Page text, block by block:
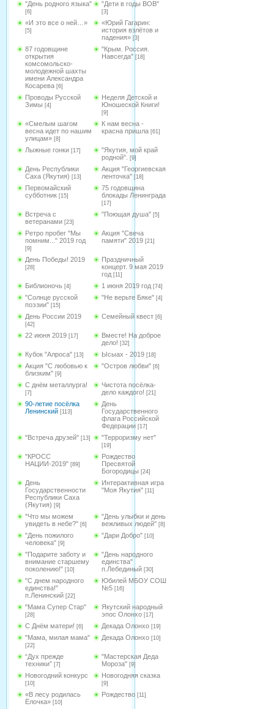
"День родного языка"
[6]
"Дети в годы ВОВ"
[3]
«И это все о ней…»
[5]
«Юрий Гагарин:
история взлётов и
падения» [3]
87 годовщине
открытия
комсомольско-
молодежной шахты
имени Александра
Косарева [6]
"Крым. Россия.
Навсегда" [18]
Проводы Русской
Зимы [4]
Неделя Детской и
Юношеской Книги!
[9]
«Смелым шагом
весна идет по нашим
улицам» [8]
К нам весна -
красна пришла [61]
Лыжные гонки [17]
"Якутия, мой край
родной".
[9]
День Республики
Саха (Якутия) [13]
Акция "Георгиевская
ленточка" [18]
Первомайский
субботник [15]
75 годовщина
блокады Ленинграда
[17]
Встреча с
ветеранами [23]
"Поющая душа" [5]
Ретро пробег "Мы
помним..." 2019 год
[9]
Акция "Свеча
памяти" 2019 [21]
День Победы! 2019
[28]
Праздничный
концерт. 9 мая 2019
год [11]
Библионочь [4] 1 июня 2019 год [74]
"Солнце русской
поэзии" [15]
"Не верьте Бяке" [4]
День России 2019
[42]
Семейный квест [6]
22 июня 2019 [17]
Вместе! На доброе
дело! [32]
Кубок "Алроса" [13] Ысыах - 2019 [18]
Акция "С любовью к
близким" [9]
"Остров любви" [6]
С днём металлурга!
[7]
Чистота посёлка-
дело каждого! [21]
90-летие посёлка
Ленинский [113]
День
Государственного
флага Российской
Федерации [17]
"Встреча друзей" [13] "Терроризму нет"
[19]
"КРОСС
НАЦИИ-2019" [89]
Рождество
Пресвятой
Богородицы [24]
День
Государственности
Республики Саха
(Якутия) [9]
Интерактивная игра
"Моя Якутия" [11]
"Что мы можем
увидеть в небе?" [6]
"День улыбки и день
вежливых людей" [8]
"День пожилого
человека" [9]
"Дари Добро" [10]
"Подарите заботу и
внимание старшему
поколению!" [10]
"День народного
единства"
п.Лебединый [30]
"С днем народного
единства!"
п.Ленинский [22]
Юбилей МБОУ СОШ
№5 [16]
"Мама Супер Стар"
[28]
Якутский народный
эпос Олонхо [17]
С Днём матери! [6] Декада Олонхо [19]
"Мама, милая мама"
[22]
Декада Олонхо [10]
“Дух прежде
техники” [7]
"Мастерская Деда
Мороза" [9]
Новогодний конкурс
[10]
Новогодняя сказка
[9]
«В лесу родилась
Ёлочка» [10]
Рождество [11]